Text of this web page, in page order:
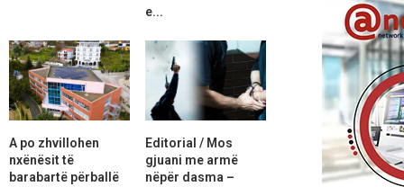
e...
A po zhvillohen
nxënësit të
barabartë përballë
Editorial / Mos
gjuani me armë
nëpër dasma –